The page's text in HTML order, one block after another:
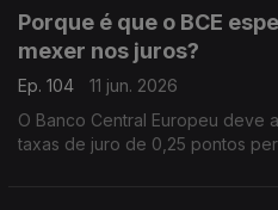
Porque é que o BCE
mexer nos juros?
Ep. 104
11 jun. 2026
O Banco Central Europeu deve
taxas de juro de 0,25 pontos